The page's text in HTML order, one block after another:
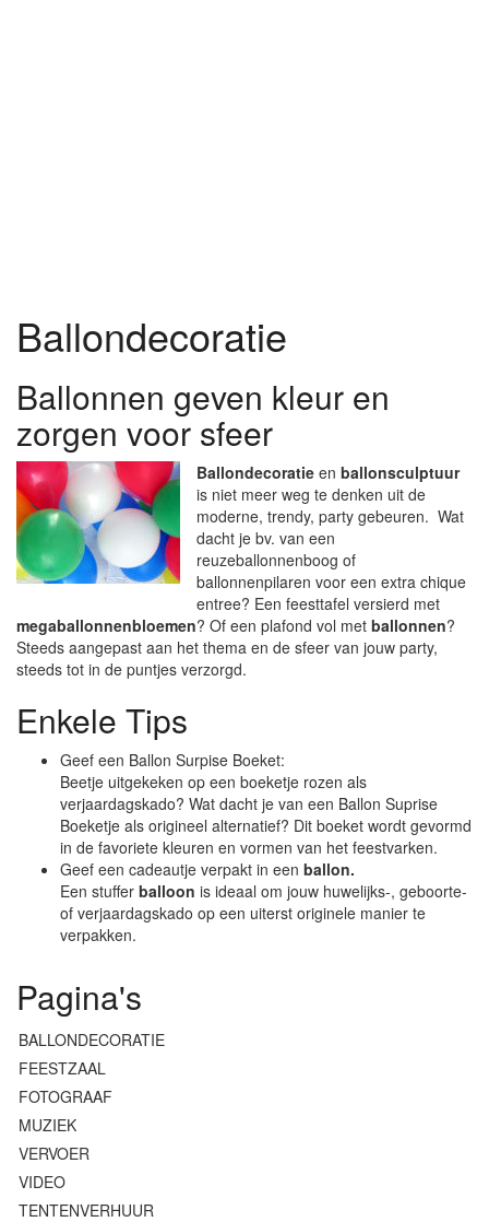
Ballondecoratie
Ballonnen geven kleur en
zorgen voor sfeer
Ballondecoratie en ballonsculptuur
is niet meer weg te denken uit de
moderne, trendy, party gebeuren. Wat
dacht je bv. van een
reuzeballonnenboog of
ballonnenpilaren voor een extra chique
entree? Een feesttafel versierd met
megaballonnenbloemen? Of een plafond vol met ballonnen?
Steeds aangepast aan het thema en de sfeer van jouw party,
steeds tot in de puntjes verzorgd.
Enkele Tips
Geef een Ballon Surpise Boeket:
Beetje uitgekeken op een boeketje rozen als
verjaardagskado? Wat dacht je van een Ballon Suprise
Boeketje als origineel alternatief? Dit boeket wordt gevormd
in de favoriete kleuren en vormen van het feestvarken.
Geef een cadeautje verpakt in een ballon.
Een stuffer balloon is ideaal om jouw huwelijks-, geboorte-
of verjaardagskado op een uiterst originele manier te
verpakken.
Pagina's
BALLONDECORATIE
FEESTZAAL
FOTOGRAAF
MUZIEK
VERVOER
VIDEO
TENTENVERHUUR